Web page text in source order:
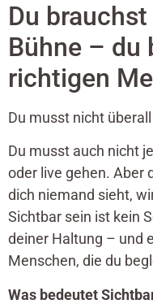
Du
Bühne – du
richtigen
Du musst nicht
Du musst auch nicht
oder live gehen. Aber
dich niemand sieht,
Sichtbar sein ist kein
deiner Haltung – und
Menschen, die du
Was bedeutet